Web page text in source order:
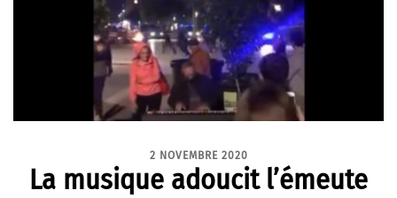
2 NOVEMBRE 2020
La musique adoucit l’émeute